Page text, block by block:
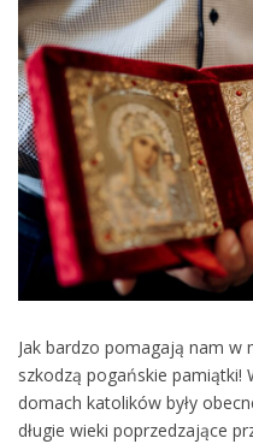
Jak bardzo pomagają nam w
szkodzą pogańskie pamiątki!
domach katolików były
długie wieki poprzedzające